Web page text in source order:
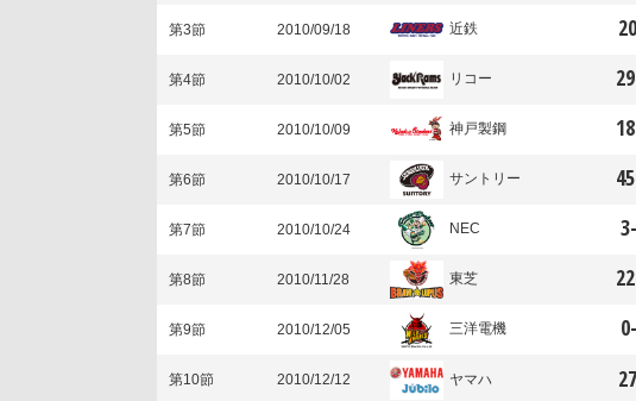
第3節 2010/09/18 近鉄 20
第4節 2010/10/02 リコー 29
第5節 2010/10/09 神戸製鋼 18
第6節 2010/10/17 サントリー 45
第7節 2010/10/24 NEC 3-
第8節 2010/11/28 東芝 22
第9節 2010/12/05 三洋電機 0-
第10節 2010/12/12 ヤマハ 27